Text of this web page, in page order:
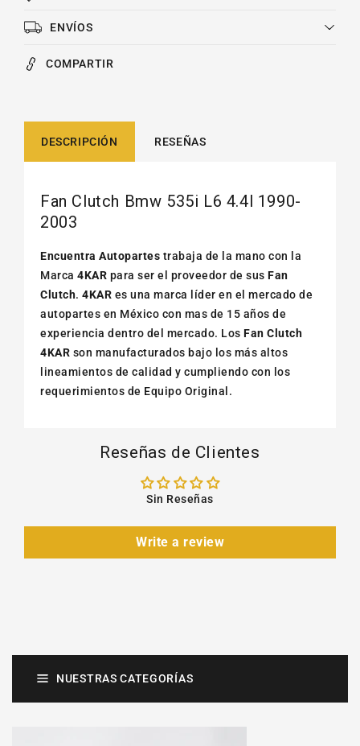
ENVÍOS
COMPARTIR
DESCRIPCIÓN RESEÑAS
Fan Clutch Bmw 535i L6 4.4l 1990-
2003
Encuentra Autopartes trabaja de la mano con la
Marca 4KAR para ser el proveedor de sus Fan
Clutch. 4KAR es una marca líder en el mercado de
autopartes en México con mas de 15 años de
experiencia dentro del mercado. Los Fan Clutch
4KAR son manufacturados bajo los más altos
lineamientos de calidad y cumpliendo con los
requerimientos de Equipo Original.
Reseñas de Clientes
Sin Reseñas
Write a review
NUESTRAS CATEGORÍAS